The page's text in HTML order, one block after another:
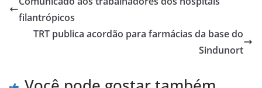
o
o
filantrópicos
TRT publica acordão para farmácias da base do
Sindunort